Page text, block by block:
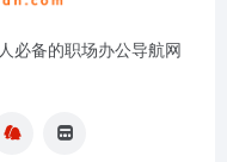
必备的职场办公导航网